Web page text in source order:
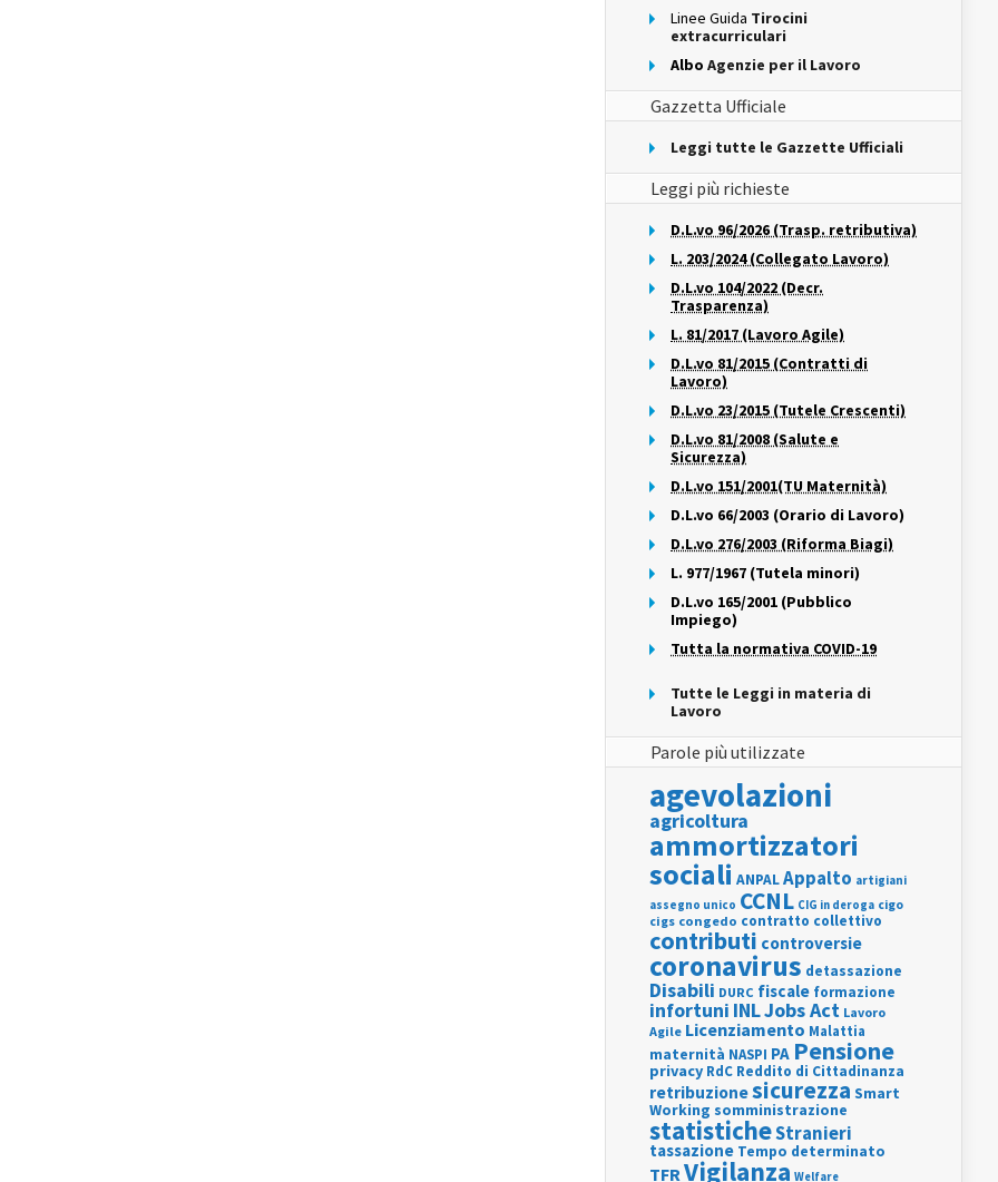
Linee Guida Tirocini
extracurriculari
Albo Agenzie per il Lavoro
Gazzetta Ufficiale
Leggi tutte le Gazzette Ufficiali
Leggi più richieste
D.L.vo 96/2026 (Trasp. retributiva)
L. 203/2024 (Collegato Lavoro)
D.L.vo 104/2022 (Decr.
Trasparenza)
L. 81/2017 (Lavoro Agile)
D.L.vo 81/2015 (Contratti di
Lavoro)
D.L.vo 23/2015 (Tutele Crescenti)
D.L.vo 81/2008 (Salute e
Sicurezza)
D.L.vo 151/2001(TU Maternità)
D.L.vo 66/2003 (Orario di Lavoro)
D.L.vo 276/2003 (Riforma Biagi)
L. 977/1967 (Tutela minori)
D.L.vo 165/2001 (Pubblico
Impiego)
Tutta la normativa COVID-19
Tutte le Leggi in materia di
Lavoro
Parole più utilizzate
agevolazioni
agricoltura
ammortizzatori
sociali ANPALAppalto artigiani
assegno unico CCNL CIG in deroga cigo
cigs congedo contratto collettivo
contributi controversie
coronavirus detassazione
Disabili DURC fiscale formazione
infortuni INLJobs Act Lavoro
Agile Licenziamento Malattia
maternità NASPI PA Pensione
privacy RdC Reddito di Cittadinanza
retribuzionesicurezza Smart
Working somministrazione
statisticheStranieri
tassazione Tempo determinato
TFRVigilanza Welfare